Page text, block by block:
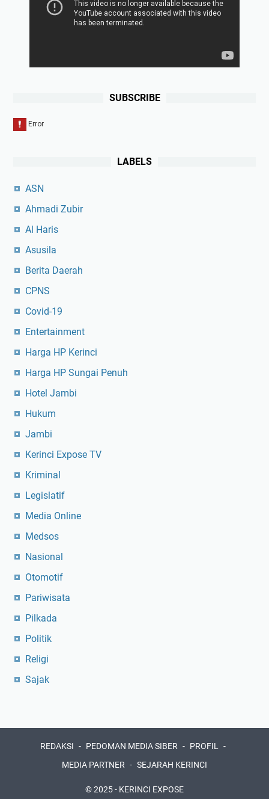
SUBSCRIBE
LABELS
ASN
Ahmadi Zubir
Al Haris
Asusila
Berita Daerah
CPNS
Covid-19
Entertainment
Harga HP Kerinci
Harga HP Sungai Penuh
Hotel Jambi
Hukum
Jambi
Kerinci Expose TV
Kriminal
Legislatif
Media Online
Medsos
Nasional
Otomotif
Pariwisata
Pilkada
Politik
Religi
Sajak
REDAKSI PEDOMAN MEDIA SIBER
PROFIL
MEDIA PARTNER
SEJARAH KERINCI
© 2025 - KERINCI EXPOSE